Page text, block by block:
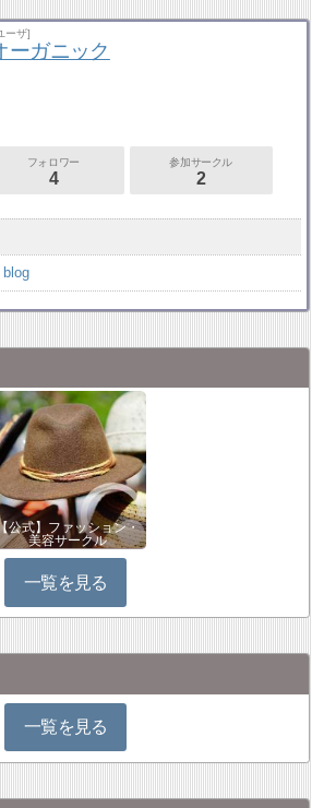
ーザ]
ーガニック
フォロワー
4
参加サークル
2
公式】ファッション・
美容サークル
一覧を見る
一覧を見る